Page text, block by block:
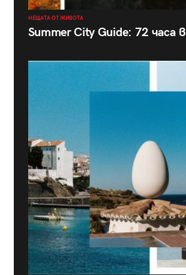
НЕЩАТА ОТ ЖИВОТА
Summer City Guide: 72 часа